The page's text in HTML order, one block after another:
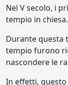
Nel V secolo, i
tempio in chiesa.
Durante questa
tempio furono
nascondere le
In effetti,